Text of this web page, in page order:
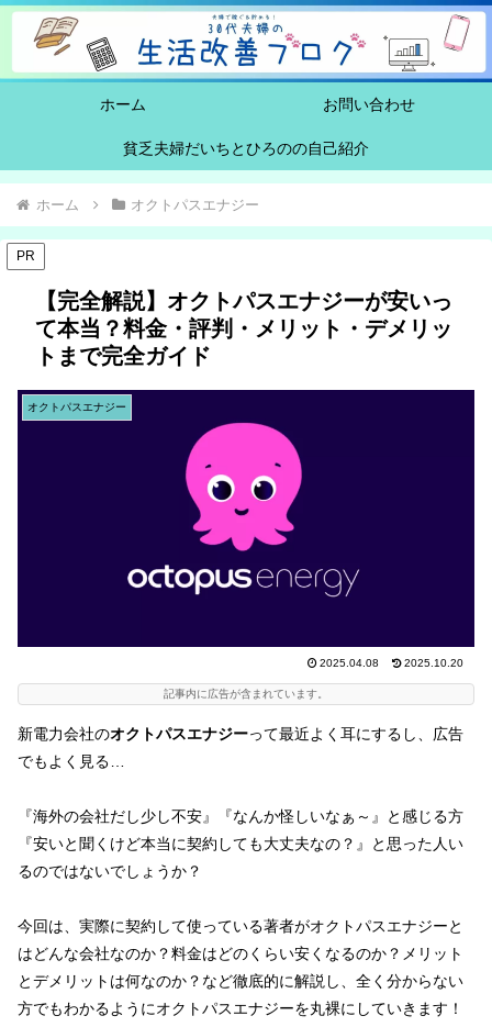
ホーム お問い合わせ
貧乏夫婦だいちとひろのの自己紹介
ホーム オクトパスエナジー
PR
【完全解説】オクトパスエナジーが安いっ
て本当？料金・評判・メリット・デメリッ
トまで完全ガイド
オクトパスエナジー
2025.04.08 2025.10.20
記事内に広告が含まれています。
新電力会社のオクトパスエナジーって最近よく耳にするし、広告
でもよく見る…
『海外の会社だし少し不安』『なんか怪しいなぁ～』と感じる方
『安いと聞くけど本当に契約しても大丈夫なの？』と思った人い
るのではないでしょうか？
今回は、実際に契約して使っている著者がオクトパスエナジーと
はどんな会社なのか？料金はどのくらい安くなるのか？メリット
とデメリットは何なのか？など徹底的に解説し、全く分からない
方でもわかるようにオクトパスエナジーを丸裸にしていきます！